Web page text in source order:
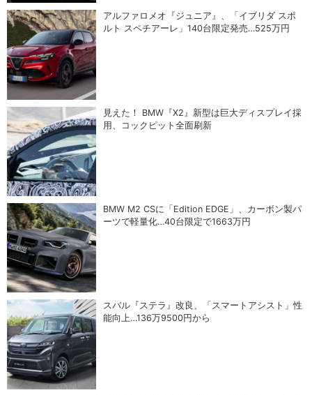
アルファロメオ『ジュニア』、「イブリダ スポ
ルト スペチアーレ」140台限定発売…525万円
見えた！ BMW『X2』新型は巨大ディスプレイ採
用、コックピット全面刷新
BMW M2 CSに「Edition EDGE」、カーボン製パ
ーツで軽量化…40台限定で1663万円
スバル『ステラ』改良、「スマートアシスト」性
能向上…136万9500円から